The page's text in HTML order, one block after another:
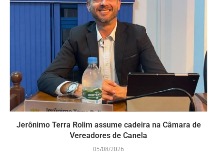
Jerônimo Terra Rolim assume cadeira na Câmara de
Vereadores de Canela
05/08/2026